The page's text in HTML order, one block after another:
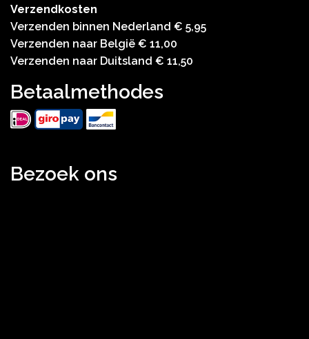
Verzendkosten
Verzenden binnen Nederland € 5,95
Verzenden naar België € 11,00
Verzenden naar Duitsland € 11,50
Betaalmethodes
Bezoek ons